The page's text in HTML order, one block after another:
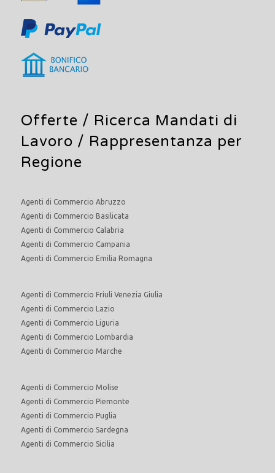
Offerte / Ricerca Mandati di
Lavoro / Rappresentanza per
Regione
Agenti di Commercio Abruzzo
Agenti di Commercio Basilicata
Agenti di Commercio Calabria
Agenti di Commercio Campania
Agenti di Commercio Emilia Romagna
Agenti di Commercio Friuli Venezia Giulia
Agenti di Commercio Lazio
Agenti di Commercio Liguria
Agenti di Commercio Lombardia
Agenti di Commercio Marche
Agenti di Commercio Molise
Agenti di Commercio Piemonte
Agenti di Commercio Puglia
Agenti di Commercio Sardegna
Agenti di Commercio Sicilia